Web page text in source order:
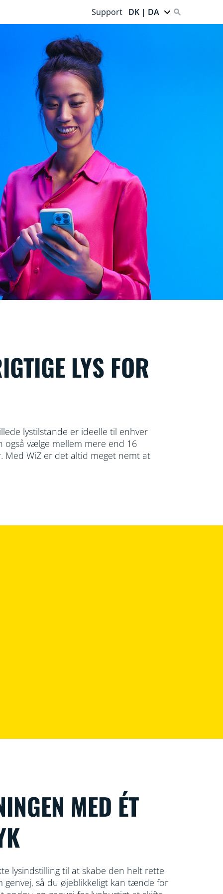
Support DK | DA
LYS FOR
lystilstande er ideelle til enhver
også vælge mellem mere end 16
Med WiZ er det altid meget nemt at
MED ÉT
lysindstilling til at skabe den helt rette
genvej, så du øjeblikkeligt kan tænde for